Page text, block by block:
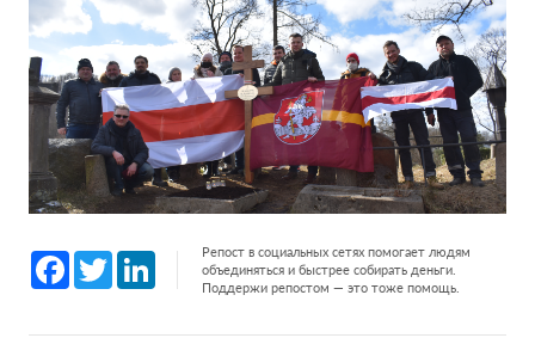
Facebook
Twitter LinkedInРепост в социальных сетях помогает людям
объединяться и быстрее собирать деньги.
Поддержи репостом — это тоже помощь.